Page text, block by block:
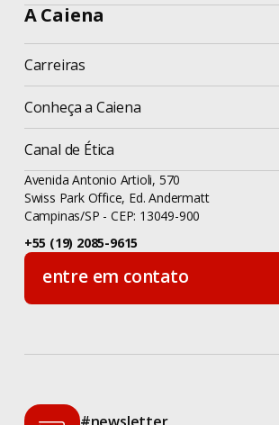
A Caiena
Carreiras
Conheça a Caiena
Canal de Ética
Avenida Antonio Artioli, 570
Swiss Park Office, Ed. Andermatt
Campinas/SP - CEP: 13049-900
+55 (19) 2085-9615
entre em contato
entre em contato